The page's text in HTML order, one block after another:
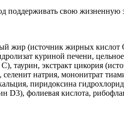
свою жизненную
жир (источник жирных кислот
куриной печени,
таурин, экстракт цикория
натрия, мононитрат
пиридоксина
D3), фолиевая кислота,